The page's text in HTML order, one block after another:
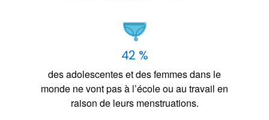
42 %
des adolescentes et des femmes dans le
monde ne vont pas à l’école ou au travail en
raison de leurs menstruations.